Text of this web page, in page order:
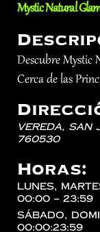
Mystic Natural
Descubre Mystic
Cerca de las
Vereda, San
760530
Horas:
lunes,
00:00 – 23:59
sábado,
00:00:23:59